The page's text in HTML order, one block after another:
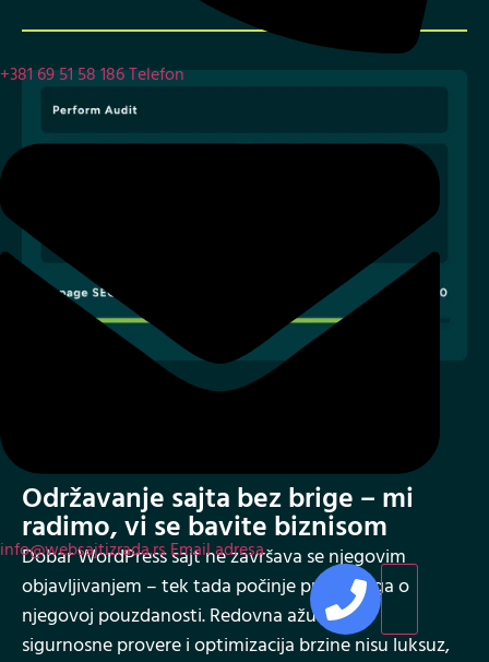
Održavanje sajta bez brige – mi
radimo, vi se bavite biznisom
Dobar WordPress sajt ne završava se njegovim
objavljivanjem – tek tada počinje prava briga o
njegovoj pouzdanosti. Redovna ažuriranja,
sigurnosne provere i optimizacija brzine nisu luksuz,
+381 69 51 58 186Telefon
info@websajtizrada.rsEmail adresa